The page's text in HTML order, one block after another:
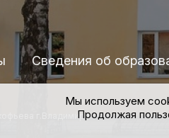
Мы используем
Продолжая
Сведения об
г.Владимира